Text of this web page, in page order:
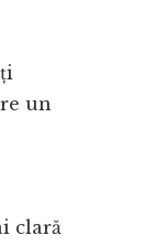
un
clară